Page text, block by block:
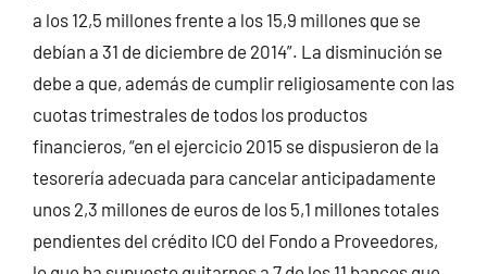
a los 12,5 millones frente a los 15,9 millones que se
debían a 31 de diciembre de 2014”. La disminución se
debe a que, además de cumplir religiosamente con las
cuotas trimestrales de todos los productos
financieros, “en el ejercicio 2015 se dispusieron de la
tesorería adecuada para cancelar anticipadamente
unos 2,3 millones de euros de los 5,1 millones totales
pendientes del crédito ICO del Fondo a Proveedores,